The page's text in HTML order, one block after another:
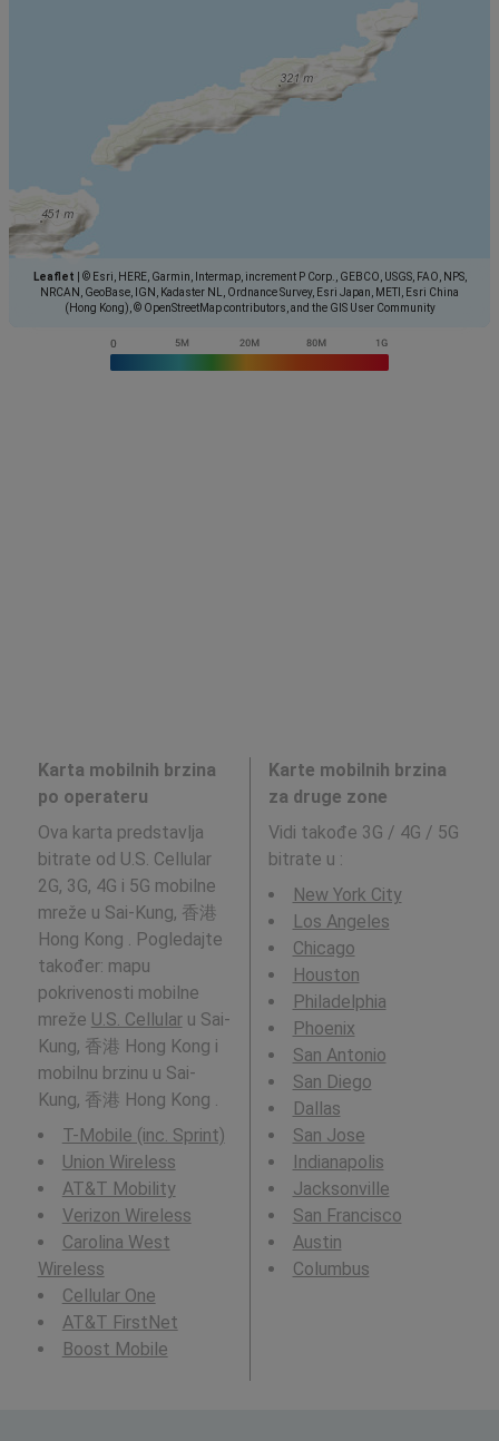
Leaflet
© Esri, HERE, Garmin, Intermap, increment P Corp., GEBCO, USGS, FAO, NPS,
NRCAN, GeoBase, IGN, Kadaster NL, Ordnance Survey, Esri Japan, METI, Esri China
(Hong Kong), © OpenStreetMap contributors, and the GIS User Community
Karta mobilnih brzina
po operateru
Ova karta predstavlja
bitrate od U.S. Cellular
2G, 3G, 4G i 5G mobilne
mreže u Sai-Kung, 香港
Hong Kong . Pogledajte
također: mapu
pokrivenosti mobilne
mreže U.S. Cellularu Sai-
Kung, 香港 Hong Kong i
mobilnu brzinu u Sai-
Kung, 香港 Hong Kong .
T-Mobile (inc. Sprint)
Union Wireless
AT&T Mobility
Verizon Wireless
Carolina West
Wireless
Cellular One
AT&T FirstNet
Boost Mobile
Karte mobilnih brzina
za druge zone
Vidi takođe 3G / 4G / 5G
bitrate u :
New York City
Los Angeles
Chicago
Houston
Philadelphia
Phoenix
San Antonio
San Diego
Dallas
San Jose
Indianapolis
Jacksonville
San Francisco
Austin
Columbus